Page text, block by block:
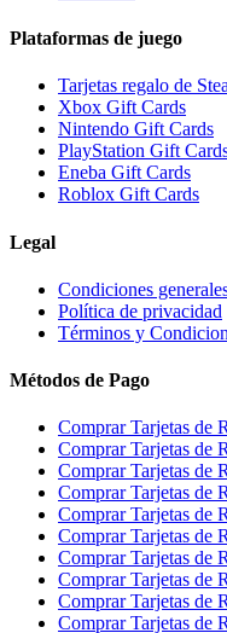
Plataformas de juego
Tarjetas regalo de
Xbox Gift Cards
Nintendo Gift Cards
PlayStation Gift
Eneba Gift Cards
Roblox Gift Cards
Legal
Condiciones
Política de privacidad
Términos y
Métodos de Pago
Comprar Tarjetas de
Comprar Tarjetas de
Comprar Tarjetas de
Comprar Tarjetas de
Comprar Tarjetas de
Comprar Tarjetas de
Comprar Tarjetas de
Comprar Tarjetas de
Comprar Tarjetas de
Comprar Tarjetas de